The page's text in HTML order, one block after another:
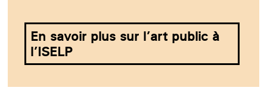
En savoir plus sur l’art public à
l’ISELP